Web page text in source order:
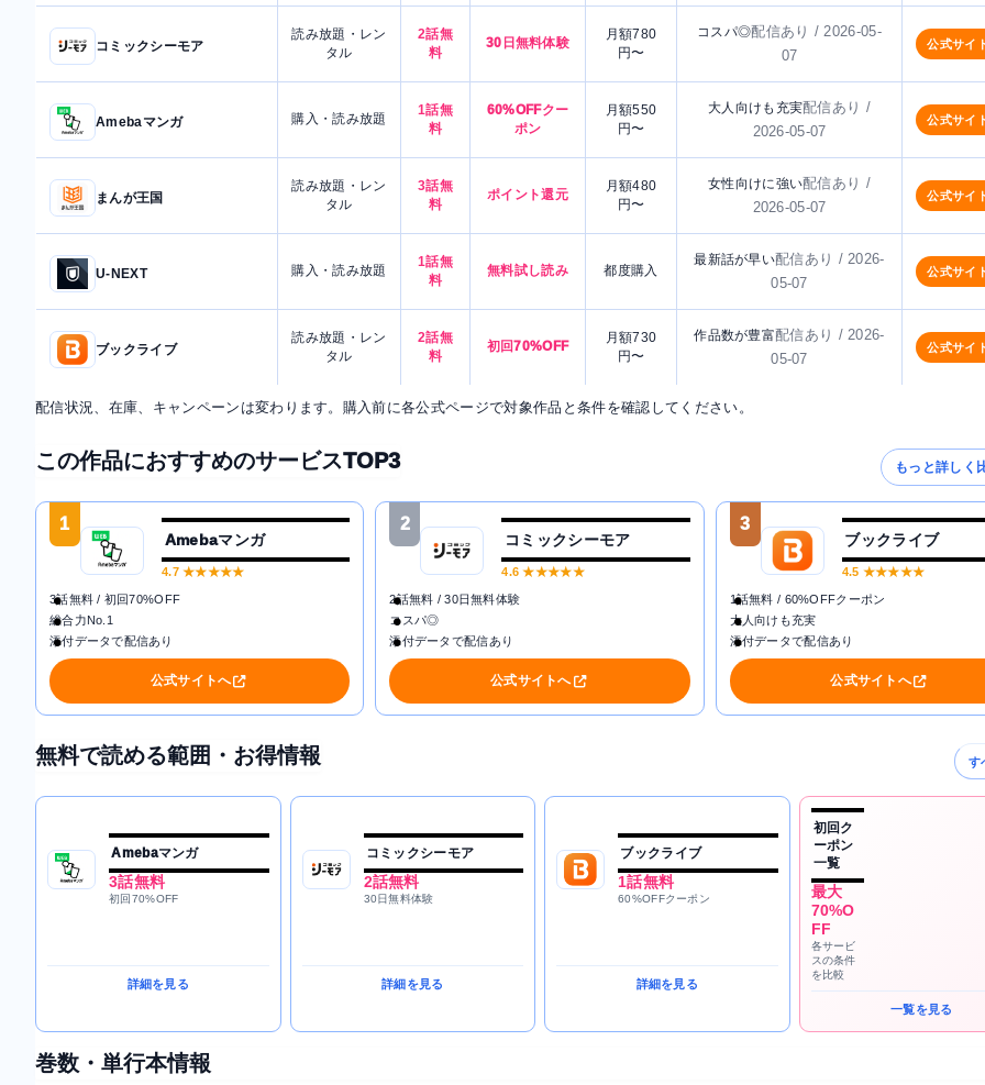
コミックシーモア
読み放題・レン
タル
2話無
料
30日無料体験
月額780
円〜
コスパ◎配信あり / 2026-05-
07
公式サイ
Amebaマンガ 購入・読み放題
1話無
料
60%OFFクー
ポン
月額550
円〜
大人向けも充実配信あり /
2026-05-07
公式サイ
まんが王国
読み放題・レン
タル
3話無
料
ポイント還元
月額480
円〜
女性向けに強い配信あり /
2026-05-07
公式サイ
U-NEXT 購入・読み放題
1話無
料
無料試し読み 都度購入
最新話が早い配信あり / 2026-
05-07
公式サイ
ブックライブ
読み放題・レン
タル
2話無
料
初回70%OFF
月額730
円〜
作品数が豊富配信あり / 2026-
05-07
公式サイ
配信状況、在庫、キャンペーンは変わります。購入前に各公式ページで対象作品と条件を確認してください。
この作品におすすめのサービスTOP3 もっと詳しく
1
Amebaマンガ
4.7★★★★★
3話無料 / 初回70%OFF
総合力No.1
添付データで配信あり
公式サイトへ
2
コミックシーモア
4.6 ★★★★★
2話無料 / 30日無料体験
コスパ◎
添付データで配信あり
公式サイトへ
3
ブックライブ
4.5 ★★★★★
1話無料 / 60%OFFクーポン
大人向けも充実
添付データで配信あり
公式サイトへ
無料で読める範囲・お得情報 す
Amebaマンガ
3話無料
初回70%OFF
詳細を見る
コミックシーモア
2話無料
30日無料体験
詳細を見る
ブックライブ
1話無料
60%OFFクーポン
詳細を見る
初回ク
ーポン
一覧
最大
70%O
FF
各サービ
スの条件
を比較
一覧を見る
巻数・単行本情報